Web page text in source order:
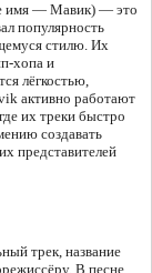
имя — Мавик) — это
популярность
стилю. Их
хопа и
лёгкостью,
активно работают
их треки быстро
создавать
представителей
трек, название
В песне